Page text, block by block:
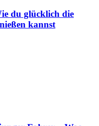
du glücklich die
kannst